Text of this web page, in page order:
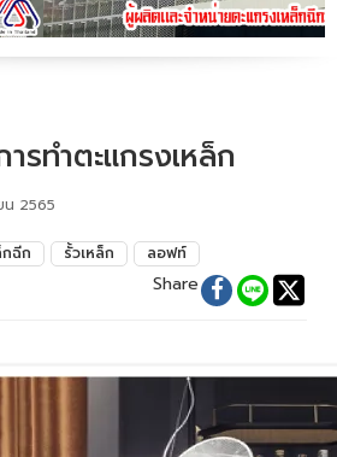
รทำตะแกรงเหล็ก
น 2565
กฉีก รั้วเหล็ก ลอฟท์
Share